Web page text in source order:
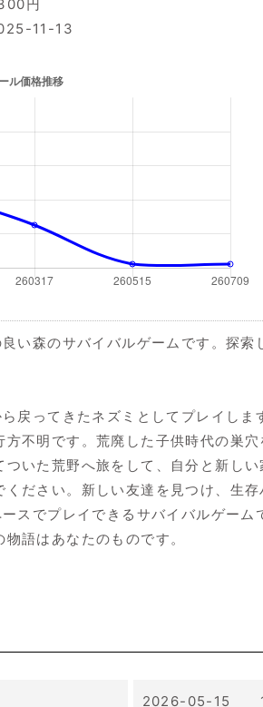
円
11-13
森のサバイバルゲームです。探索
ってきたネズミとしてプレイしま
不明です。荒廃した子供時代の巣
いた荒野へ旅をして、自分と新し
ださい。新しい友達を見つけ、生
でプレイできるサバイバルゲーム
語はあなたのものです。
2026-05-15